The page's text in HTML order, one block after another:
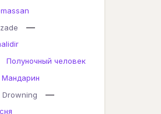
—
Полуночный человек
Мандарин
Drowning
—